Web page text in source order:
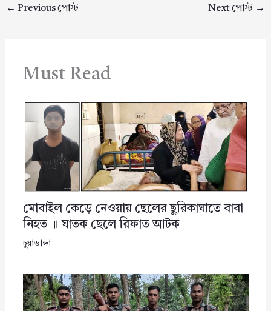
← Previous পোস্ট Next পোস্ট →
Must Read
মোবাইল কেড়ে নেওয়ায় ছেলের ছুরিকাঘাতে বাবা
নিহত ॥ ঘাতক ছেলে রিফাত আটক
চুয়াডাঙ্গা